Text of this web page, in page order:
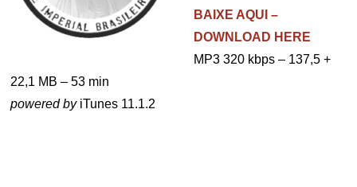
BAIXE AQUI –
DOWNLOAD HERE
MP3 320 kbps – 137,5 +
22,1 MB – 53 min
powered byiTunes 11.1.2